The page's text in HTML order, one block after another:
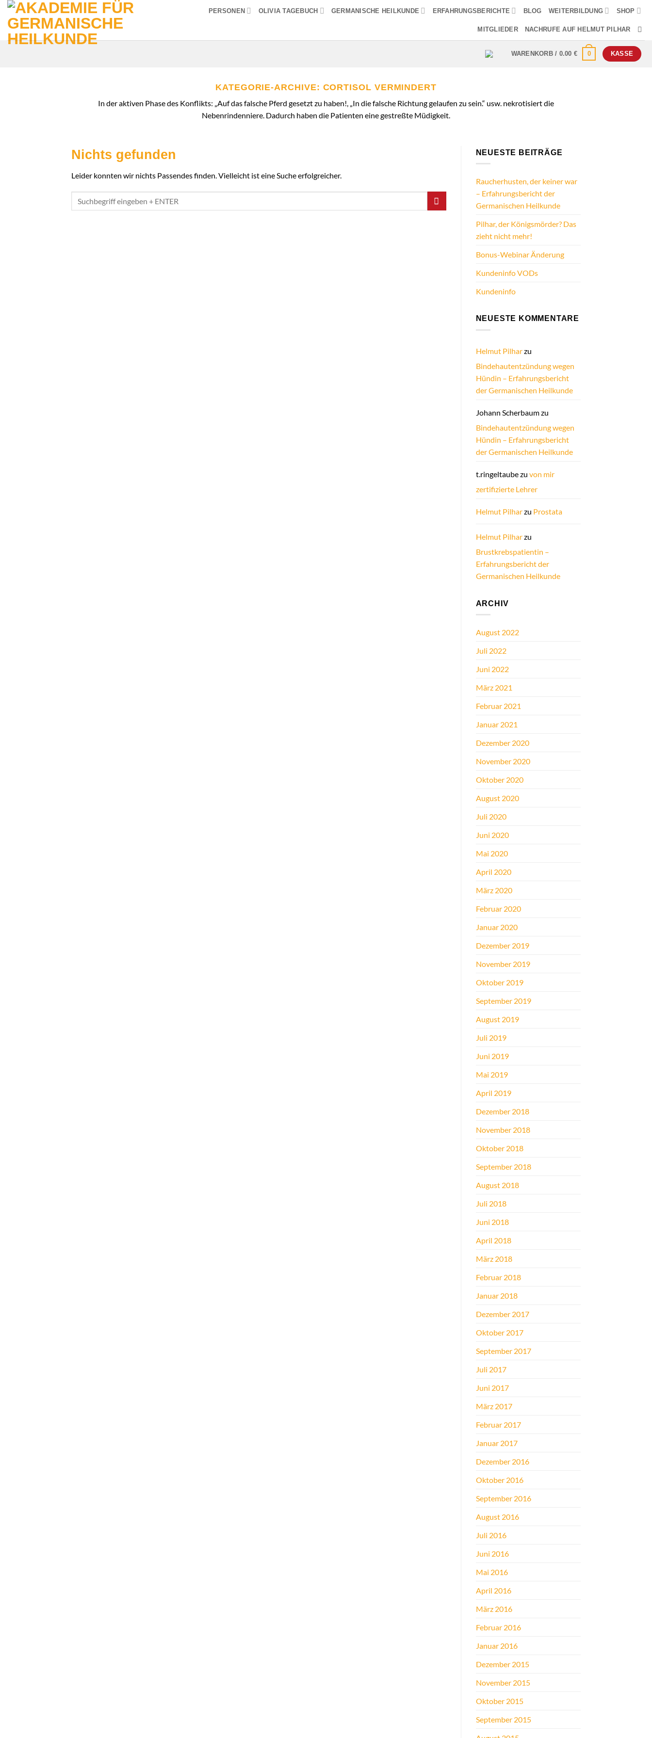
Zum
Inhalt
springen
PERSONEN OLIVIA TAGEBUCH GERMANISCHE HEILKUNDE ERFAHRUNGSBERICHTE BLOG WEITERBILDUNG SHOP
MITGLIEDER NACHRUFE AUF HELMUT PILHAR
WARENKORB / 0.00 € 0 KASSE
KATEGORIE-ARCHIVE: CORTISOL VERMINDERT
In der aktiven Phase des Konflikts: „Auf das falsche Pferd gesetzt zu haben!, „In die falsche Richtung gelaufen zu sein.“ usw. nekrotisiert die
Nebenrindenniere. Dadurch haben die Patienten eine gestreßte Müdigkeit.
Nichts gefunden
Leider konnten wir nichts Passendes finden. Vielleicht ist eine Suche erfolgreicher.
NEUESTE BEITRÄGE
Raucherhusten, der keiner war
– Erfahrungsbericht der
Germanischen Heilkunde
Pilhar, der Königsmörder? Das
zieht nicht mehr!
Bonus-Webinar Änderung
Kundeninfo VODs
Kundeninfo
NEUESTE KOMMENTARE
Helmut Pilharzu
Bindehautentzündung wegen
Hündin – Erfahrungsbericht
der Germanischen Heilkunde
Johann Scherbaumzu
Bindehautentzündung wegen
Hündin – Erfahrungsbericht
der Germanischen Heilkunde
t.ringeltaubezu von mir
zertifizierte Lehrer
Helmut Pilharzu Prostata
Helmut Pilharzu
Brustkrebspatientin –
Erfahrungsbericht der
Germanischen Heilkunde
ARCHIV
August 2022
Juli 2022
Juni 2022
März 2021
Februar 2021
Januar 2021
Dezember 2020
November 2020
Oktober 2020
August 2020
Juli 2020
Juni 2020
Mai 2020
April 2020
März 2020
Februar 2020
Januar 2020
Dezember 2019
November 2019
Oktober 2019
September 2019
August 2019
Juli 2019
Juni 2019
Mai 2019
April 2019
Dezember 2018
November 2018
Oktober 2018
September 2018
August 2018
Juli 2018
Juni 2018
April 2018
März 2018
Februar 2018
Januar 2018
Dezember 2017
Oktober 2017
September 2017
Juli 2017
Juni 2017
März 2017
Februar 2017
Januar 2017
Dezember 2016
Oktober 2016
September 2016
August 2016
Juli 2016
Juni 2016
Mai 2016
April 2016
März 2016
Februar 2016
Januar 2016
Dezember 2015
November 2015
Oktober 2015
September 2015